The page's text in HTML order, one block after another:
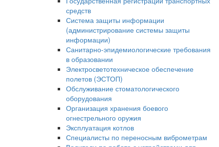
средств
Система защиты информации
(администрирование системы защиты
информации)
Санитарно-эпидемиологические требования
в образовании
Электросветотехническое обеспечение
полетов (ЭСТОП)
Обслуживание стоматологического
оборудования
Организация хранения боевого
огнестрельного оружия
Эксплуатация котлов
Специалисты по переносным виброметрам